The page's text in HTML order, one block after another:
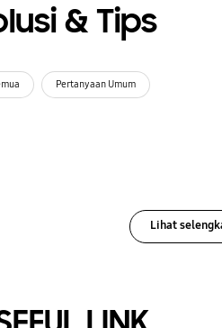
& Tips
Pertanyaan Umum
Lihat